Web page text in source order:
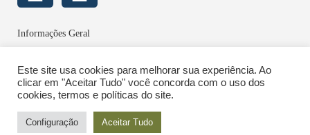
Informações Geral
Política de Privacidade
Locação e Pagamento
Este site usa cookies para melhorar sua experiência. Ao
clicar em "Aceitar Tudo" você concorda com o uso dos
cookies, termos e políticas do site.
Configuração Aceitar Tudo